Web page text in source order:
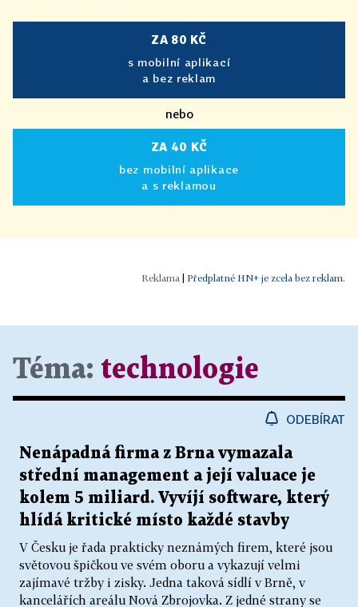
ZA 80 KČ
s mobilní aplikací
a bez reklam
nebo
ZA 40 KČ
bez mobilní aplikace
a s reklamou
Předplatné HN+ je zcela bez reklam.
Téma: technologie
ODEBÍRAT
Nenápadná firma z Brna vymazala
střední management a její valuace je
kolem 5 miliard. Vyvíjí software, který
hlídá kritické místo každé stavby
V Česku je řada prakticky neznámých firem, které jsou
světovou špičkou ve svém oboru a vykazují velmi
zajímavé tržby i zisky. Jedna taková sídlí v Brně, v
kancelářích areálu Nová Zbrojovka. Z jedné strany se